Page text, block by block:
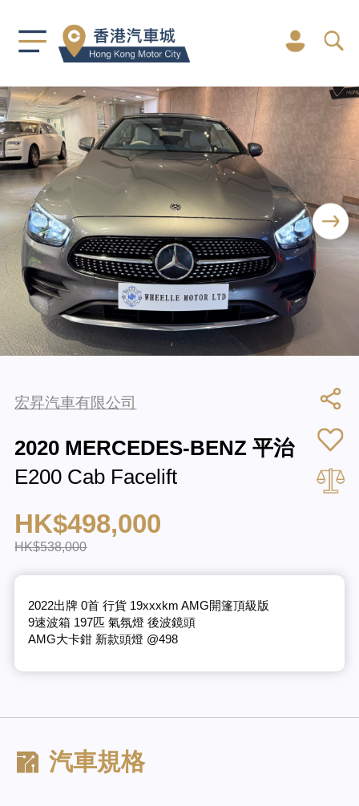
宏昇汽車有限公司
2020 MERCEDES-BENZ 平治
E200 Cab Facelift
HK$498,000
HK$538,000
2022出牌 0首 行貨 19xxxkm AMG開篷頂級版
9速波箱 197匹 氣氛燈 後波鏡頭
AMG大卡鉗 新款頭燈 @498
汽車規格